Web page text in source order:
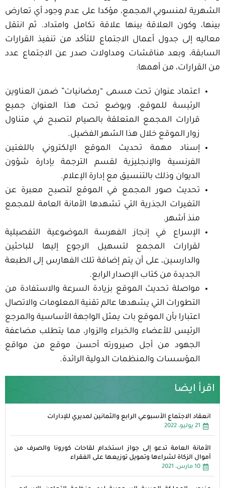
الشهرية لمنسوبي المجمع، مؤكدا على عدم وجود أي تعارض
بينها، وكون العلاقة بينها علاقة تكامل وامتداد. ثم انتقل
معاليه إلى جدول أعمال الاجتماع للتأكد من تنفيذ القرارات
السابقة، وبعد مناقشات ومداولات صدر عن الاجتماع عدد
من القرارات، من أهمها:
اعتماد عنوان تحت مسمى “رمضانيات” ضمن العناوين
الرئيسة للموقع، ويوضع تحت هذا العنوان جميع
قرارات المجمع المتعلقة بالصيام لتصبح في متناول
زوار الموقع خلال هذا الشهر الفضيل.
إسناد مهمة تحديث الموقع الإلكتروني باللغتين
الفرنسية والإنجليزية لقسم الترجمة بإدارة شؤون
الديوان وذلك بالتنسيق مع إدارة الإعلام.
تحديث صور المجمع في الموقع لتصبح معبرة عن
التغيرات الجذرية التي تشهدها الأمانة العامة للمجمع
منذ أشهر.
الإسراع في إنجاز الفهرسة الموضوعية التفصيلية
لقرارات المجمع لتسهيل الرجوع إليها للباحثين
والدارسين، على أن يتم إضافة تلك الفهارس إلى الطبعة
الجديدة من كتاب الإصدار الرابع.
مواصلة تحديث الموقع بزيادة السرعة والاستفادة من
التطورات التي يشهدها عالم تقنية المعلومات والاتصال
اعتبارا بأن الموقع بات يمثل الواجهة الأساسية والمرجع
الرئيس للأعضاء والخبراء والزوار، مما يتطلب مضاعفة
الجهود من أجل صيرورته أحسن موقع من مواقع
المؤسسات والمنظمات الدولية الرائدة.
اقرأ ايضا
انعقاد الاجتماع الأسبوعي الرابع والثمانين لمديري للإدارات
21 يوليو، 2022
الأمانة العامة تدعو إلى جواز استخدام لقاحات كورونا والصرف من
أموال الزكاة لشراءها وتمويل توزيعها على الفقراء
10 مارس، 2021